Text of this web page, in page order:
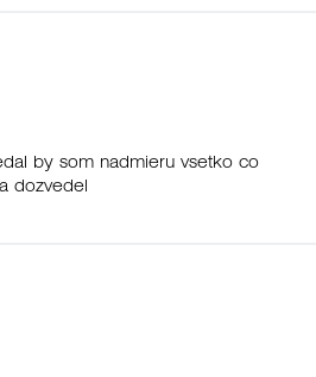
by som nadmieru vsetko co
dozvedel